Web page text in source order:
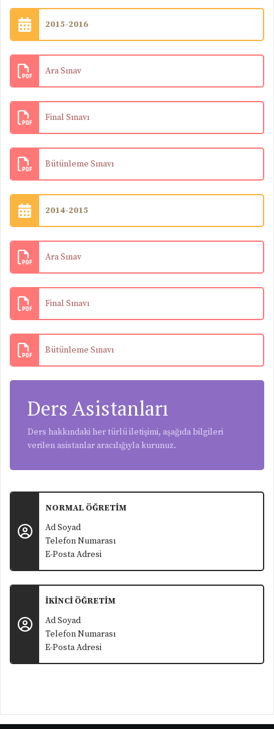
2015-2016
Ara Sınav
Final Sınavı
Bütünleme Sınavı
2014-2015
Ara Sınav
Final Sınavı
Bütünleme Sınavı
Ders Asistanları
Ders hakkındaki her türlü iletişimi, aşağıda bilgileri
verilen asistanlar aracılığıyla kurunuz.
NORMAL ÖĞRETİM
Ad Soyad
Telefon Numarası
E-Posta Adresi
İKİNCİ ÖĞRETİM
Ad Soyad
Telefon Numarası
E-Posta Adresi